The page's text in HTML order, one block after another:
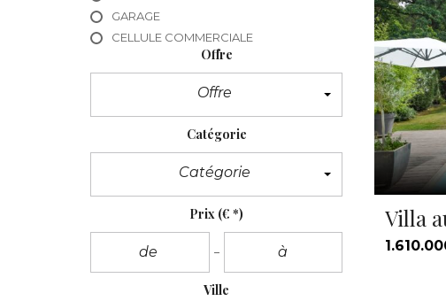
GARAGE
CELLULE COMMERCIALE
Offre
Offre
Catégorie
Catégorie
Prix (€ *)
Ville
Villa